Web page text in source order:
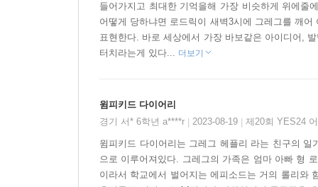
형제들에게 치이고, 부모님에게 이해받지 못하
그레그의 모습은 우리 사춘기 아이들의 모습을
이입하게 됩니다. 친구, 가족, 짝사랑, 학교생
지금까지 본 적 없는 새롭고 독창적인 책!
단순하고 말초적인 재미만 추구하거나, 인위
아닙니다. [윔피 키드]는 실제로 쓴 그림일기처
형식의 책입니다. 쉽고, 부담 없는 형식을 통
들어가지고 최대한 기억을해 가장 비슷하게 위에줄
어떻게 당하냐면 로드릭이 새벽3시에 그레그를 깨
표현한다. 바로 세상에서 가장 바보같은 아이디어,
터치라는게 있다... 더보기
윔피키드 다이어리
경기 서* 6학년 a****r
2023-08-19 제20회 YES24
윔피키드 다이어리는 그레그 헤플리 라는 친구의
으로 이루어져있다. 그레그의 가족은 엄마 아빠 형
이라서 학교에서 벌어지는 에피소드는 거의 롤리와